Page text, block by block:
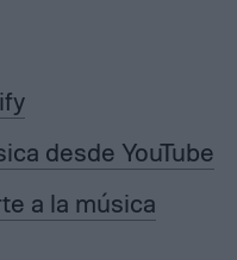
desde YouTube
a la música